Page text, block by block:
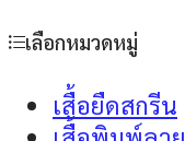
เลือกหมวดหมู่
เสื้อยืดสกรีน